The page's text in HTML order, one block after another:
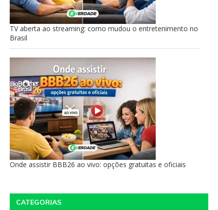
TV aberta ao streaming: como mudou o entretenimento no
Brasil
Onde assistir BBB26 ao vivo: opções gratuitas e oficiais
CATEGORIAS